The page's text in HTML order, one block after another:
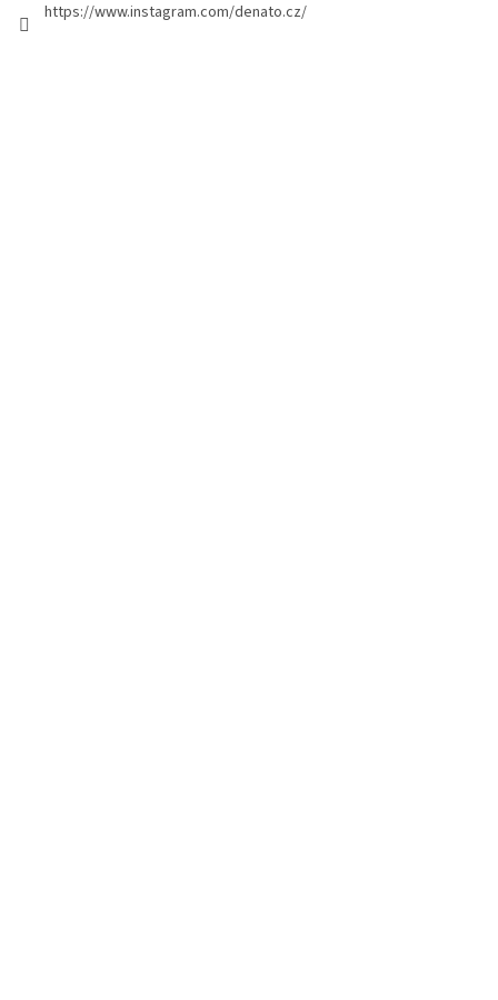
https://www.instagram.com/denato.cz/